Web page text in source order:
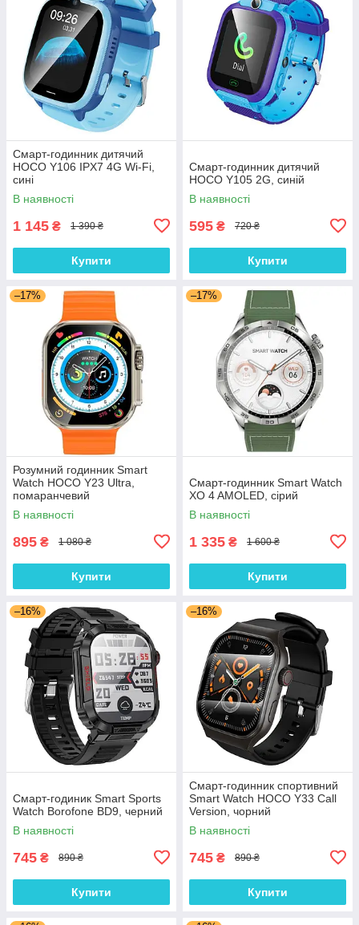
Смарт-годинник дитячий
HOCO Y106 IPX7 4G Wi-Fi,
сині
В наявності
1 145 ₴ 1 390 ₴
Купити
Смарт-годинник дитячий
HOCO Y105 2G, синій
В наявності
595 ₴ 720 ₴
Купити
–17%
Розумний годинник Smart
Watch HOCO Y23 Ultra,
помаранчевий
В наявності
895 ₴ 1 080 ₴
Купити
–17%
Смарт-годинник Smart Watch
XO 4 AMOLED, сірий
В наявності
1 335 ₴ 1 600 ₴
Купити
–16%
Смарт-годиник Smart Sports
Watch Borofone BD9, черний
В наявності
745 ₴ 890 ₴
Купити
–16%
Смарт-годинник спортивний
Smart Watch HOCO Y33 Call
Version, чорний
В наявності
745 ₴ 890 ₴
Купити